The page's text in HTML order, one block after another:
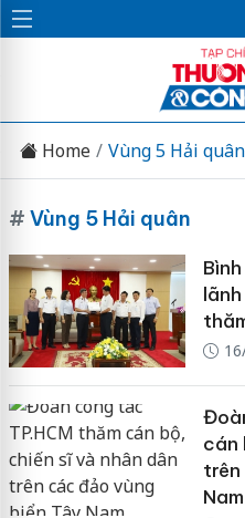
Home Vùng 5 Hải quân
# Vùng 5 Hải quân
cán
trên
Nam